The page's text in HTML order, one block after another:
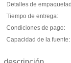
Detalles de
Tiempo de entrega:
Condiciones de pago:
Capacidad de la fuente: